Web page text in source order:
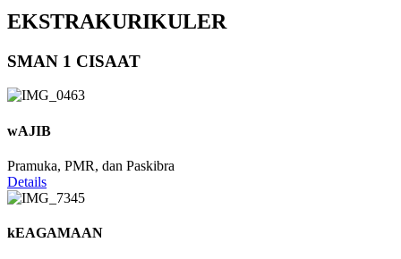
EKSTRAKURIKULER
SMAN 1 CISAAT
wAJIB
Pramuka, PMR, dan Paskibra
Details
kEAGAMAAN